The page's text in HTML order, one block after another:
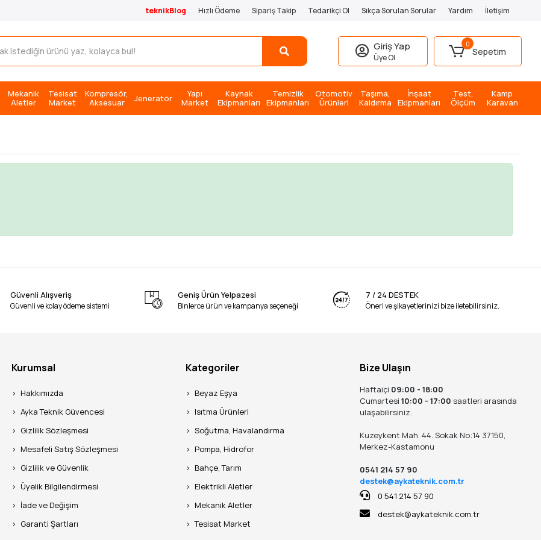
teknikBlog Hızlı Ödeme Sipariş Takip Tedarikçi Ol Sıkça Sorulan Sorular Yardım İletişim
Giriş Yap
Üye Ol
0
Sepetim
Mekanik
Aletler
Tesisat
Market
Kompresör,
Aksesuar
Jeneratör
Yapı
Market
Kaynak
Ekipmanları
Temizlik
Ekipmanları
Otomotiv
Ürünleri
Taşıma,
Kaldırma
İnşaat
Ekipmanları
Test,
Ölçüm
Kamp
Karavan
Güvenli Alışveriş
Güvenli ve kolay ödeme sistemi
Geniş Ürün Yelpazesi
Binlerce ürün ve kampanya seçeneği
7 / 24 DESTEK
Öneri ve şikayetlerinizi bize iletebilirsiniz.
Kurumsal
Hakkımızda
Ayka Teknik Güvencesi
Gizlilik Sözleşmesi
Mesafeli Satış Sözleşmesi
Gizlilik ve Güvenlik
Üyelik Bilgilendirmesi
İade ve Değişim
Garanti Şartları
Kategoriler
Beyaz Eşya
Isıtma Ürünleri
Soğutma, Havalandırma
Pompa, Hidrofor
Bahçe, Tarım
Elektrikli Aletler
Mekanik Aletler
Tesisat Market
Bize Ulaşın
Haftaiçi 09:00 - 18:00
Cumartesi10:00 - 17:00 saatleri arasında
ulaşabilirsiniz.
Kuzeykent Mah. 44. Sokak No:14 37150,
Merkez-Kastamonu
0541 214 57 90
destek@aykateknik.com.tr
0 541 214 57 90
destek@aykateknik.com.tr